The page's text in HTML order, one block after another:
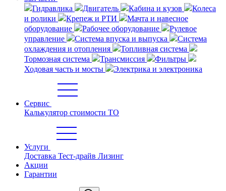
Гидравлика
Двигатель Кабина и кузов
Колеса
и ролики
Крепеж и РТИ
Мачта и навесное
оборудование
Рабочее оборудование
Рулевое
управление
Система впуска и выпуска
Система
охлаждения и отопления
Топливная система
Тормозная система
Трансмиссия
Фильтры
Ходовая часть и мосты
Электрика и электроника
Сервис
Калькулятор стоимости ТО
Услуги
Доставка Тест-драйв Лизинг
Акции
Гарантии